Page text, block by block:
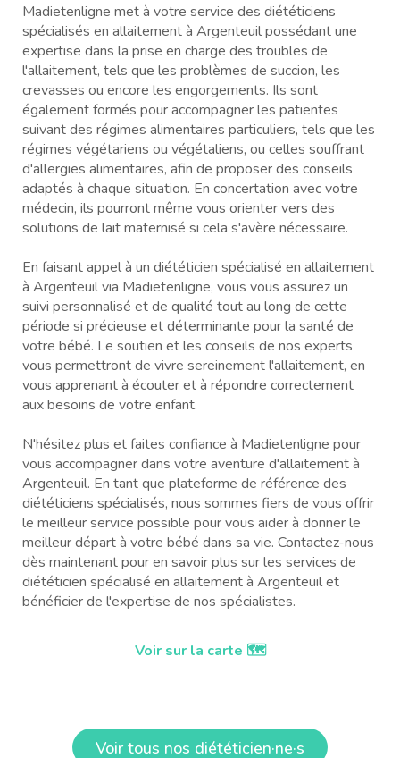
Madietenligne met à votre service des diététiciens
spécialisés en allaitement à Argenteuil possédant une
expertise dans la prise en charge des troubles de
l'allaitement, tels que les problèmes de succion, les
crevasses ou encore les engorgements. Ils sont
également formés pour accompagner les patientes
suivant des régimes alimentaires particuliers, tels que les
régimes végétariens ou végétaliens, ou celles souffrant
d'allergies alimentaires, afin de proposer des conseils
adaptés à chaque situation. En concertation avec votre
médecin, ils pourront même vous orienter vers des
solutions de lait maternisé si cela s'avère nécessaire.
En faisant appel à un diététicien spécialisé en allaitement
à Argenteuil via Madietenligne, vous vous assurez un
suivi personnalisé et de qualité tout au long de cette
période si précieuse et déterminante pour la santé de
votre bébé. Le soutien et les conseils de nos experts
vous permettront de vivre sereinement l'allaitement, en
vous apprenant à écouter et à répondre correctement
aux besoins de votre enfant.
N'hésitez plus et faites confiance à Madietenligne pour
vous accompagner dans votre aventure d'allaitement à
Argenteuil. En tant que plateforme de référence des
diététiciens spécialisés, nous sommes fiers de vous offrir
le meilleur service possible pour vous aider à donner le
meilleur départ à votre bébé dans sa vie. Contactez-nous
dès maintenant pour en savoir plus sur les services de
diététicien spécialisé en allaitement à Argenteuil et
bénéficier de l'expertise de nos spécialistes.
Voir sur la carte 🗺️
Voir tous nos diététicien·ne·s